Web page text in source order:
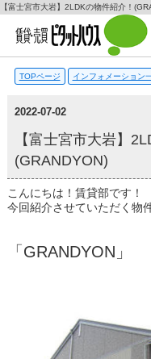
TOPページ インフォメーション
2022-07-02
【富士宮市大岩】
(GRANDYON)
こんにちは！賃貸部です！
今回紹介させていただく物
「GRANDYON」